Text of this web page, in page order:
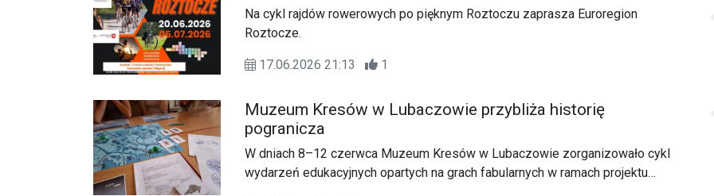
Na cykl rajdów rowerowych po pięknym Roztoczu zaprasza Euroregion
Roztocze.
17.06.2026 21:13 1
Muzeum Kresów w Lubaczowie przybliża historię
pogranicza
W dniach 8–12 czerwca Muzeum Kresów w Lubaczowie zorganizowało cykl
wydarzeń edukacyjnych opartych na grach fabularnych w ramach projektu